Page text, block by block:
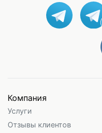
Компания
Услуги
Отзывы клиентов